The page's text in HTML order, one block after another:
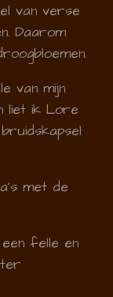
van verse
Daarom
van mijn
liet ik Lore
met de
felle en